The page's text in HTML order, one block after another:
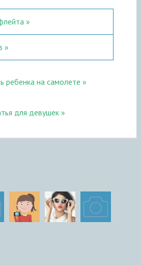
ребенка на самолете
для девушек